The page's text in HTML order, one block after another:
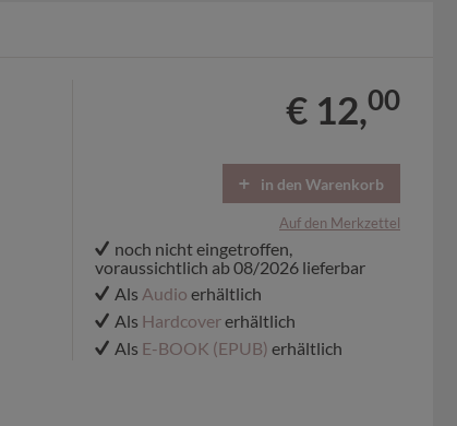
€ 12,00
in den Warenkorb
Auf den Merkzettel
noch nicht eingetroffen,
voraussichtlich ab 08/2026 lieferbar
Als Audio erhältlich
Als Hardcovererhältlich
Als E-BOOK (EPUB) erhältlich